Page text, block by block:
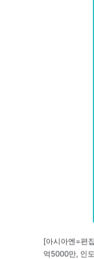
[아시아엔=편
억5000만, 인